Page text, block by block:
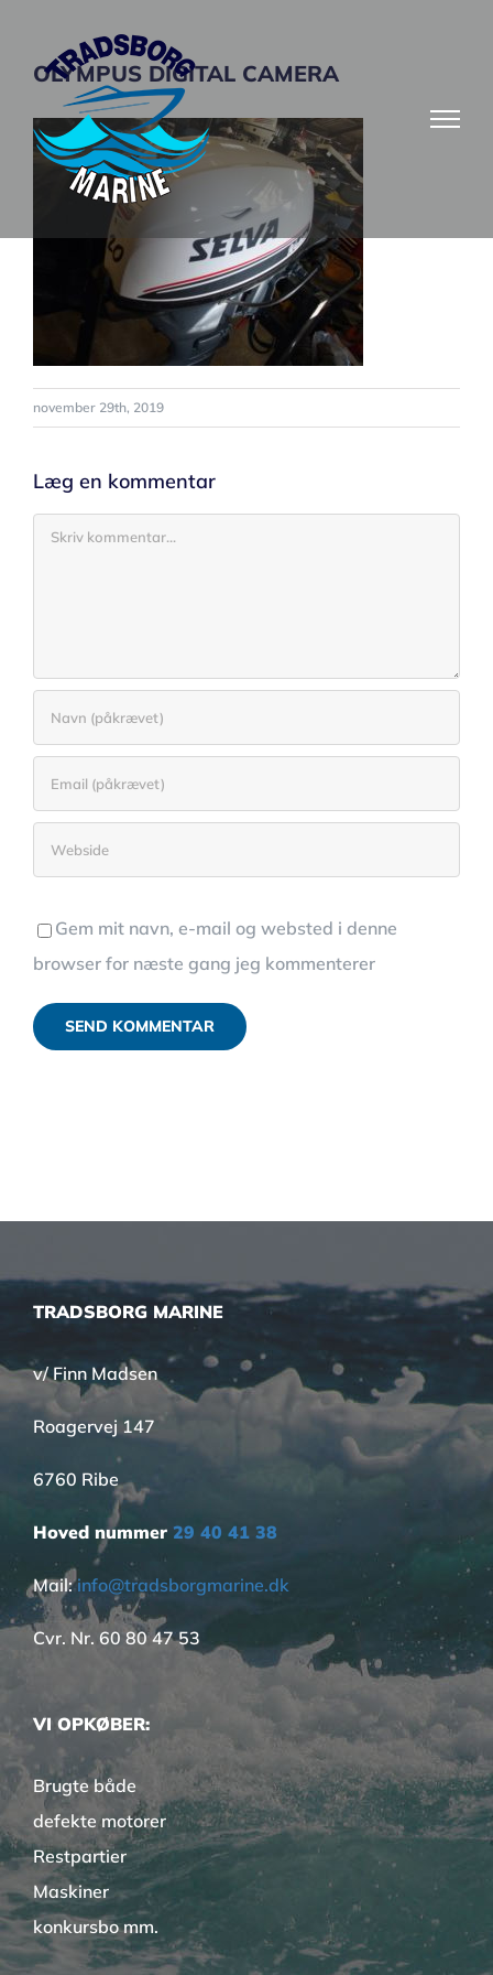
contentOLYMPUS DIGITAL CAMERA
november 29th, 2019
Læg en kommentar
Comment
Gem mit navn, e-mail og websted i denne
browser for næste gang jeg kommenterer
TRADSBORG MARINE
v/ Finn Madsen
Roagervej 147
6760 Ribe
Hoved nummer 29 40 41 38
Mail:info@tradsborgmarine.dk
Cvr. Nr. 60 80 47 53
VI OPKØBER:
Brugte både
defekte motorer
Restpartier
Maskiner
konkursbo mm.